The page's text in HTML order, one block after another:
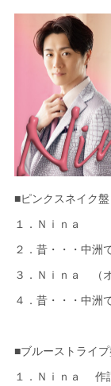
■ピンクスネイク
１．Ｎｉｎａ
２．昔・・・中
３．Ｎｉｎａ （
４．昔・・・中洲
■ブルーストライ
１．Ｎｉｎａ 作